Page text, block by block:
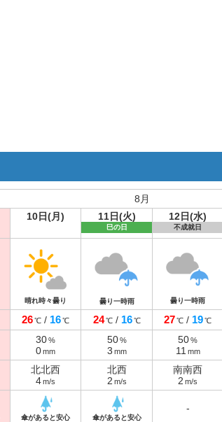
8月
10日(月) 11日(火)
巳の日
12日(水)
不成就日
晴れ時々曇り 曇り一時雨 曇り一時雨
26℃ / 16℃ 24 ℃/ 16 ℃ 27℃ / 19℃
30%
0mm
50 %
3 mm
50%
11 mm
北北西
4m/s
北西
2 m/s
南南西
2 m/s
傘があると安心 傘があると安心
-